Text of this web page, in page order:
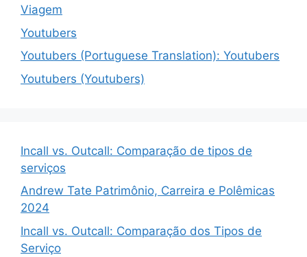
Viagem
Youtubers
Youtubers (Portuguese Translation): Youtubers
Youtubers (Youtubers)
Incall vs. Outcall: Comparação de tipos de
serviços
Andrew Tate Patrimônio, Carreira e Polêmicas
2024
Incall vs. Outcall: Comparação dos Tipos de
Serviço